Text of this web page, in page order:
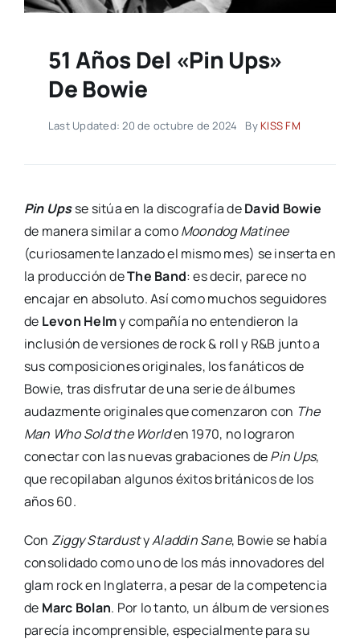
51 Años Del «Pin Ups»
De Bowie
Last Updated: 20 de octubre de 2024 By KISS FM
Pin Upsse sitúa en la discografía deDavid Bowie
de manera similar a comoMoondog Matinee
(curiosamente lanzado el mismo mes) se inserta en
la producción deThe Band: es decir, parece no
encajar en absoluto. Así como muchos seguidores
de Levon Helmy compañía no entendieron la
inclusión de versiones de rock & roll y R&B junto a
sus composiciones originales, los fanáticos de
Bowie, tras disfrutar de una serie de álbumes
audazmente originales que comenzaron con The
Man Who Sold the Worlden 1970, no lograron
conectar con las nuevas grabaciones dePin Ups,
que recopilaban algunos éxitos británicos de los
años 60.
Con Ziggy StardustyAladdin Sane, Bowie se había
consolidado como uno de los más innovadores del
glam rock en Inglaterra, a pesar de la competencia
de Marc Bolan. Por lo tanto, un álbum de versiones
parecía incomprensible, especialmente para su